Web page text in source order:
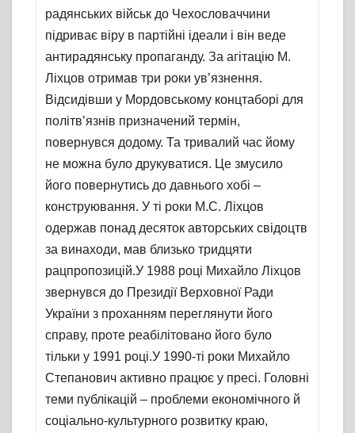
радянських військ до Чехословаччини
підриває віру в партійні ідеали і він веде
антирадянську пропаганду. За агітацію М.
Ліхцов отримав три роки ув’язнення.
Відсидівши у Мордовському концтаборі для
політв’язнів призначений термін,
повернувся додому. Та тривалий час йому
не можна було друкуватися. Це змусило
його повернутись до давнього хобі –
конструювання. У ті роки М.С. Ліхцов
одержав понад десяток авторських свідоцтв
за винаходи, мав близько тридцяти
рацпропозицій.У 1988 році Михайло Ліхцов
звернувся до Президії Верховної Ради
України з проханням переглянути його
справу, проте реабілітовано його було
тільки у 1991 році.У 1990-ті роки Михайло
Степанович активно працює у пресі. Головні
теми публікацій – проблеми економічного й
соціально-культурного розвитку краю,